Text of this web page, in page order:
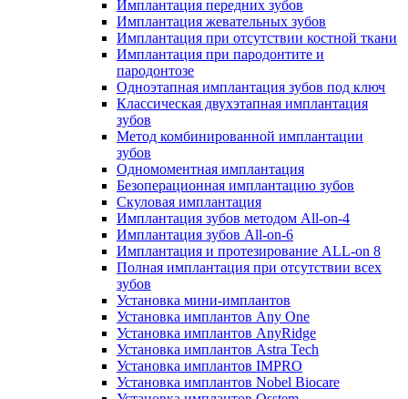
Имплантация передних зубов
Имплантация жевательных зубов
Имплантация при отсутствии костной ткани
Имплантация при пародонтите и
пародонтозе
Одноэтапная имплантация зубов под ключ
Классическая двухэтапная имплантация
зубов
Метод комбинированной имплантации
зубов
Одномоментная имплантация
Безоперационная имплантацию зубов
Скуловая имплантация
Имплантация зубов методом All-on-4
Имплантация зубов All-on-6
Имплантация и протезирование ALL-on 8
Полная имплантация при отсутствии всех
зубов
Установка мини-имплантов
Установка имплантов Any One
Установка имплантов AnyRidge
Установка имплантов Astra Tech
Установка имплантов IMPRO
Установка имплантов Nobel Biocare